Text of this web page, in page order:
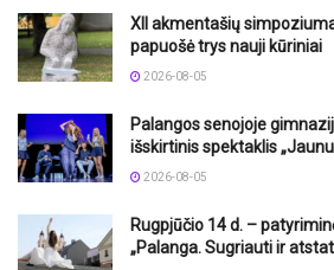
XII akmentašių
papuošė trys nauji kūriniai
2026-08-05
Palangos senojoje
išskirtinis spektaklis
2026-08-05
Rugpjūčio 14 d. –
„Palanga. Sugriauti ir